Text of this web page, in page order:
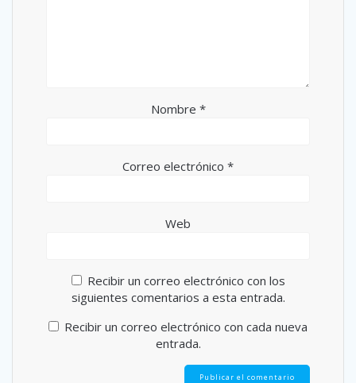
Nombre *
Correo electrónico *
Web
Recibir un correo electrónico con los
siguientes comentarios a esta entrada.
Recibir un correo electrónico con cada nueva
entrada.